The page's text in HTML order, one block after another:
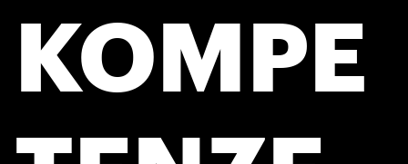
KOMPE